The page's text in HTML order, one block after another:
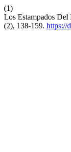
(1)
Los Estampados
(2), 138-159. https://